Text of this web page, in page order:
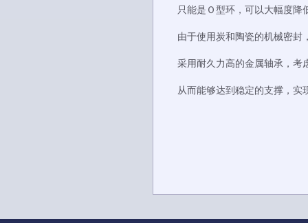
只能是Ｏ型环，可以大幅度降
由于使用炭和陶瓷的机械密封
采用耐久力高的金属轴承，考
从而能够达到稳定的支撑，实